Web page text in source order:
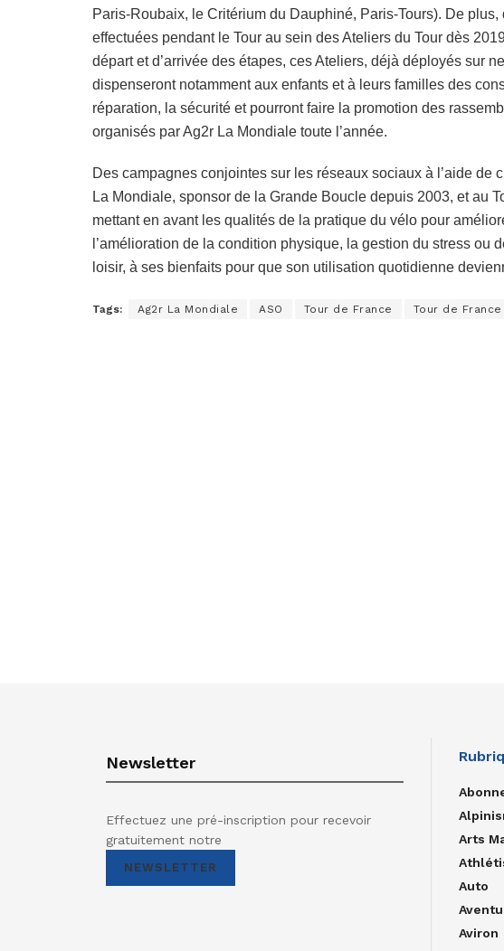
Paris-Roubaix, le Critérium du Dauphiné, Paris-Tours). De
effectuées pendant le Tour au sein des Ateliers du Tour dès
départ et d’arrivée des étapes, ces Ateliers, déjà déployés sur
dispenseront notamment aux enfants et à leurs familles des
réparation, la sécurité et pourront faire la promotion des
organisés par Ag2r La Mondiale toute l’année.
Des campagnes conjointes sur les réseaux sociaux à l’aide de
La Mondiale, sponsor de la Grande Boucle depuis 2003, et au
mettant en avant les qualités de la pratique du vélo pour
l’amélioration de la condition physique, la gestion du stress ou
loisir, à ses bienfaits pour que son utilisation quotidienne
Tags: Ag2r La Mondiale ASO Tour de France Tour de France
Newsletter
Effectuez une pré-inscription pour recevoir
gratuitement notre
NEWSLETTER
Arts
Auto
Aviron